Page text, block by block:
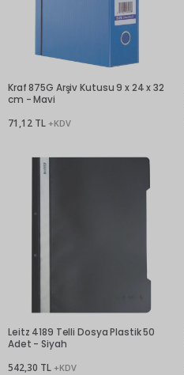
Kraf 875G Arşiv Kutusu 9 x 24 x 32
cm - Mavi
71,12 TL +KDV
Leitz 4189 Telli Dosya Plastik 50
Adet - Siyah
542,30 TL +KDV